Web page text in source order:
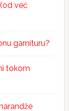
već
garnituru?
tokom